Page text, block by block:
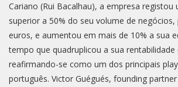
Cariano (Rui Bacalhau), a empresa registou
superior a 50% do seu volume de
euros, e aumentou em mais de 10% a sua
tempo que quadruplicou a sua rentabilidade
reafirmando-se como um dos principais
português. Victor Guégués, founding